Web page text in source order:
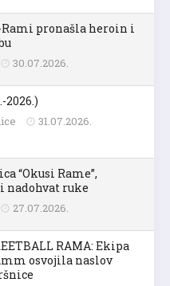
pronašla heroin i
30.07.2026.
2026.)
31.07.2026.
“Okusi Rame”,
nadohvat ruke
27.07.2026.
RAMA: Ekipa
osvojila naslov